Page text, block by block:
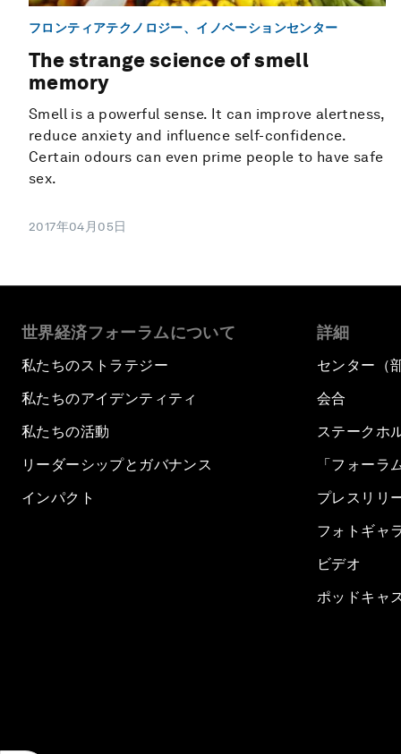
フロンティアテクノロジー、イノベーションセンター
The strange science of smell
memory
Smell is a powerful sense. It can improve alertness,
reduce anxiety and influence self-confidence.
Certain odours can even prime people to have safe
sex.
2017年04月05日
世界経済フォーラムについて
私たちのストラテジー
私たちのアイデンティティ
私たちの活動
リーダーシップとガバナンス
インパクト
詳細
センター（
会合
ステークホ
「フォーラ
プレスリリ
フォトギャ
ビデオ
ポッドキャ